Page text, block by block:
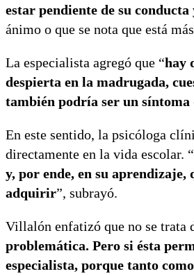
estar pendiente de su
ánimo o que se nota que está
La especialista agregó que “hay
despierta en la madrugada,
también podría ser un síntoma
En este sentido, la psicóloga
directamente en la vida escolar. “
y, por ende, en su aprendizaje,
adquirir”, subrayó.
Villalón enfatizó que no se trata
problemática. Pero si ésta
especialista, porque tanto